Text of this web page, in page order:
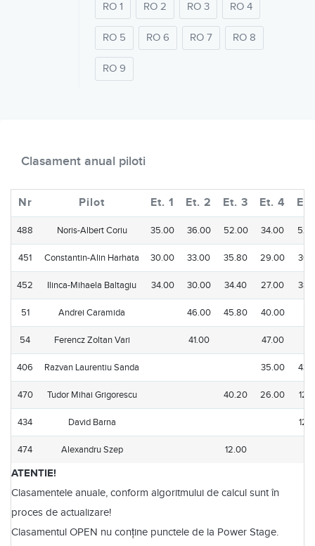
RO 1 RO 2 RO 3 RO 4
RO 5 RO 6 RO 7 RO 8
RO 9
Clasament anual piloti
Nr Pilot Et. 1 Et. 2 Et. 3 Et. 4 Et.
488 Noris-Albert Coriu 35.00 36.00 52.00 34.00
451 Constantin-Alin Harhata 30.00 33.00 35.80 29.00
452 Ilinca-Mihaela Baltagiu 34.00 30.00 34.40 27.00
51 Andrei Caramida 46.00 45.80 40.00
54 Ferencz Zoltan Vari 41.00 47.00
406 Razvan Laurentiu Sanda 35.00
470 Tudor Mihai Grigorescu 40.20 26.00
434 David Barna
474 Alexandru Szep 12.00
ATENTIE!
Clasamentele anuale, conform algoritmului de calcul sunt în
proces de actualizare!
Clasamentul OPEN nu conține punctele de la Power Stage.